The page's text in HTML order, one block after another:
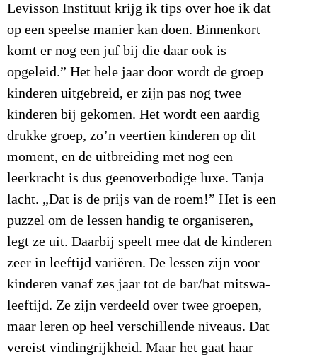
Levisson Instituut krijg ik tips over hoe ik dat
op een speelse manier kan doen. Binnenkort
komt er nog een juf bij die daar ook is
opgeleid.” Het hele jaar door wordt de groep
kinderen uitgebreid, er zijn pas nog twee
kinderen bij gekomen. Het wordt een aardig
drukke groep, zo’n veertien kinderen op dit
moment, en de uitbreiding met nog een
leerkracht is dus geenoverbodige luxe. Tanja
lacht. „Dat is de prijs van de roem!” Het is een
puzzel om de lessen handig te organiseren,
legt ze uit. Daarbij speelt mee dat de kinderen
zeer in leeftijd variëren. De lessen zijn voor
kinderen vanaf zes jaar tot de bar/bat mitswa-
leeftijd. Ze zijn verdeeld over twee groepen,
maar leren op heel verschillende niveaus. Dat
vereist vindingrijkheid. Maar het gaat haar